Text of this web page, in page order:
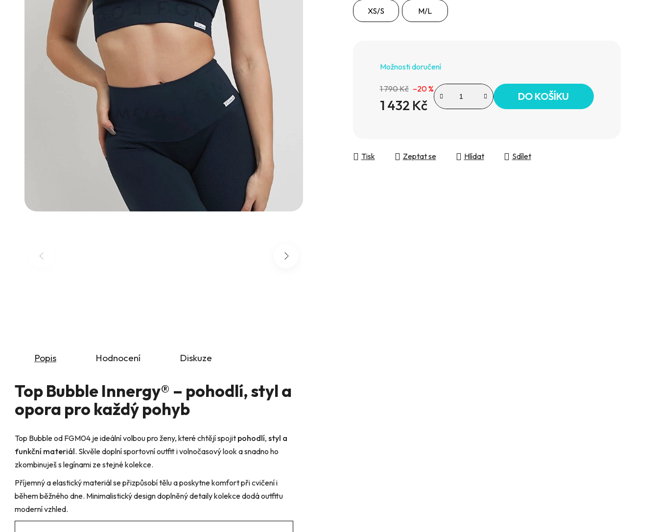
XS/S M/L
Možnosti doručení
1 790 Kč –20 %
1 432 Kč
DO KOŠÍKU
Tisk Zeptat se Hlídat Sdílet
Popis Hodnocení Diskuze
Top Bubble Innergy® – pohodlí, styl a
opora pro každý pohyb
Top Bubble od FGM04 je ideální volbou pro ženy, které chtějí spojit pohodlí, styl a
funkční materiál. Skvěle doplní sportovní outfit i volnočasový look a snadno ho
zkombinuješ s legínami ze stejné kolekce.
Příjemný a elastický materiál se přizpůsobí tělu a poskytne komfort při cvičení i
během běžného dne. Minimalistický design doplněný detaily kolekce dodá outfitu
moderní vzhled.